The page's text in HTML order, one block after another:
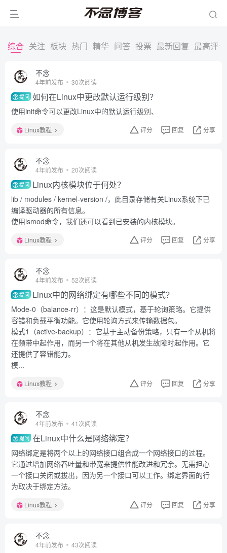
综合 关注 板块 热门 精华 问答 投票 最新回复 最高评分
不念
4年前发布 30次阅读
提问 如何在Linux中更改默认运行级别？
使用init命令可以更改Linux中的默认运行级别、
Linux教程 评分 回复 分享
不念
4年前发布 20次阅读
提问 Linux内核模块位于何处？
lib / modules / kernel-version /，此目录存储有关Linux系统下已
编译驱动器的所有信息。
使用lsmod命令，我们还可以看到已安装的内核模块。
Linux教程 评分 回复 分享
不念
4年前发布 52次阅读
提问 Linux中的网络绑定有哪些不同的模式？
Mode-0（balance-rr）：这是默认模式，基于轮询策略。它提供
容错和负载平衡功能。它使用轮询方式来传输数据包。
模式1（active-backup）：它基于主动备份策略，只有一个从机将
在频带中起作用，而另一个将在其他从机发生故障时起作用。它
还提供了容错能力。
模...
Linux教程 评分 回复 分享
不念
4年前发布 41次阅读
提问 在Linux中什么是网络绑定？
网络绑定是将两个以上的网络接口组合成一个网络接口的过程。
它通过增加网络吞吐量和带宽来提供性能改进和冗余。无需担心
一个接口关闭或拔出，因为另一个接口可以工作。绑定界面的行
为取决于绑定方法。
Linux教程 评分 回复 分享
不念
4年前发布 43次阅读